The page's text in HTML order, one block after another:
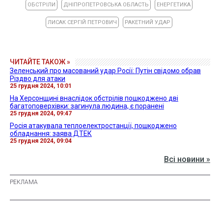
ОБСТРІЛИ ДНІПРОПЕТРОВСЬКА ОБЛАСТЬ ЕНЕРГЕТИКА
ЛИСАК СЕРГІЙ ПЕТРОВИЧ РАКЕТНИЙ УДАР
ЧИТАЙТЕ ТАКОЖ »
Зеленський про масований удар Росії: Путін свідомо обрав
Різдво для атаки
25 грудня 2024, 10:01
На Херсонщині внаслідок обстрілів пошкоджено дві
багатоповерхівки: загинула людина, є поранені
25 грудня 2024, 09:47
Росія атакувала теплоелектростанції, пошкоджено
обладнання: заява ДТЕК
25 грудня 2024, 09:04
Всі новини »